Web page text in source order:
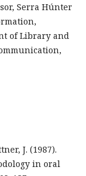
Serra Húnter
of Library and
J. (1987).
in oral